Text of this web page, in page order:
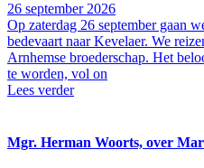
26 september 2026
Op zaterdag 26 september gaan
bedevaart naar Kevelaer. We
Arnhemse broederschap. Het
te worden, vol on
Lees verder
Mgr. Herman Woorts, over